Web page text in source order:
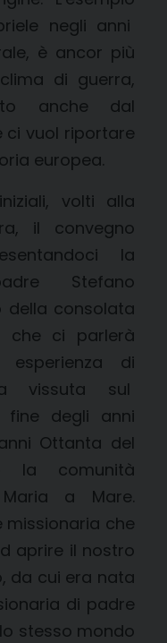
negli anni
è ancor più
di guerra,
anche dal
ci vuol riportare
europea.
volti alla
il convegno
la
Stefano
della consolata
che ci parlerà
di
vissuta sul
degli anni
Ottanta del
la comunità
a Mare.
missionaria che
aprire il nostro
da cui era nata
di padre
stesso mondo